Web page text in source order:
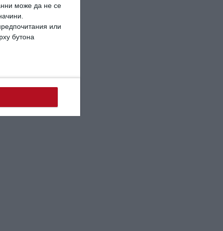
може да не се
или
бутона